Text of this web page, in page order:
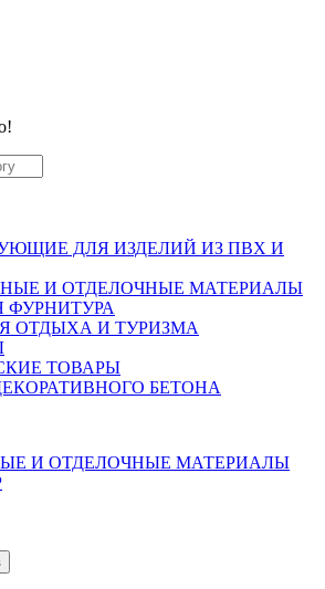
ДЛЯ ИЗДЕЛИЙ ИЗ ПВХ И
И ОТДЕЛОЧНЫЕ МАТЕРИАЛЫ
ФУРНИТУРА
ОТДЫХА И ТУРИЗМА
ТОВАРЫ
БЕТОНА
И ОТДЕЛОЧНЫЕ МАТЕРИАЛЫ